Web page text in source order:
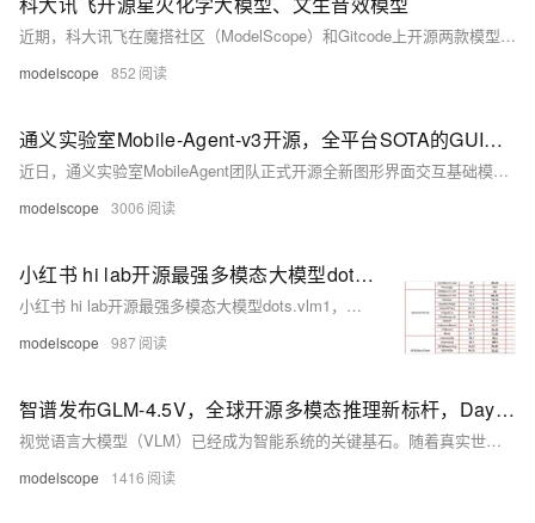
近期，科大讯飞在魔搭社区（ModelScope）和Gitcode上开源两款模型：讯飞星火化学大模型Spark Chemistry-X1-13B、讯飞文生音频模型AudioFly，助力前沿化学技术研究，以及声音生成技术和应用的探索。
modelscope 852
通义实验室Mobile-Agent-v3开源，全平台SOTA的GUI智能体，支持手机电脑等多平台交互
近日，通义实验室MobileAgent团队正式开源全新图形界面交互基础模型 GUI-Owl，并同步推出支持多智能体协同的自动化框架 Mobile-Agent-v3。该模型基于Qwen2.5-VL打造，在手机端与电脑端共8个GUI任务榜单中全面刷新开源模型性能纪录，达成全平台SOTA。
modelscope 3006
小红书 hi lab开源最强多模态大模型dots.vlm1，性能对标闭源 Gemini 2.5 Pro 和 Seed-VL1.5
小红书 hi lab开源最强多模态大模型dots.vlm1，性能对标闭源 Gemini 2.5 Pro 和 Seed-VL1.5
modelscope 987
智谱发布GLM-4.5V，全球开源多模态推理新标杆，Day0推理微调实战教程到！
视觉语言大模型（VLM）已经成为智能系统的关键基石。随着真实世界的智能任务越来越复杂，VLM模型也亟需在基本的多模态感知之外，逐渐增强复杂任务中的推理能力，提升自身的准确性、全面性和智能化程度，使得复杂问题解决、长上下文理解、多模态智能体等智能任务成为可能。
modelscope 1416